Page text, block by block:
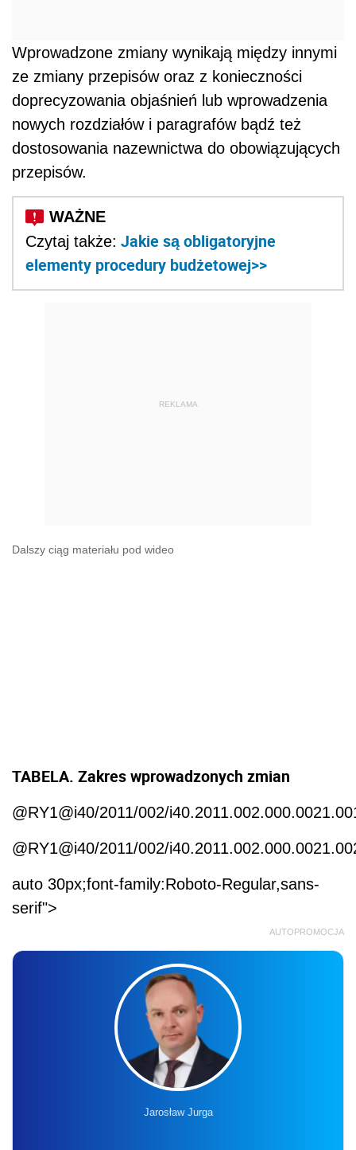
Wprowadzone zmiany wynikają między innymi
ze zmiany przepisów oraz z konieczności
doprecyzowania objaśnień lub wprowadzenia
nowych rozdziałów i paragrafów bądź też
dostosowania nazewnictwa do obowiązujących
przepisów.
Czytaj także: Jakie są obligatoryjne
elementy procedury budżetowej>>
REKLAMA
Dalszy ciąg materiału pod wideo
TABELA. Zakres wprowadzonych zmian
@RY1@i40/2011/002/
@RY1@i40/2011/002/
auto 30px;font-family:Roboto-Regular,sans-
serif">
AUTOPROMOCJA
Jarosław Jurga